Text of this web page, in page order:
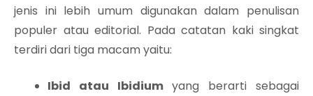
jenis ini lebih umum digunakan dalam penulisan
populer atau editorial. Pada catatan kaki singkat
terdiri dari tiga macam yaitu:
Ibid atau Ibidiumyang berarti sebagai